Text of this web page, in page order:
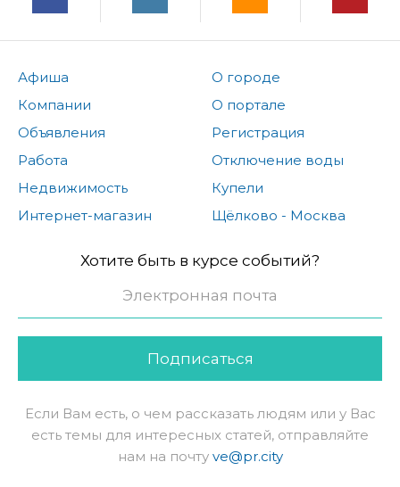
Афиша
Компании
Объявления
Работа
Недвижимость
Интернет-магазин
О городе
О портале
Регистрация
Отключение воды
Купели
Щёлково - Москва
Хотите быть в курсе событий?
Подписаться
Если Вам есть, о чем рассказать людям или у Вас
есть темы для интересных статей, отправляйте
нам на почту ve@pr.city